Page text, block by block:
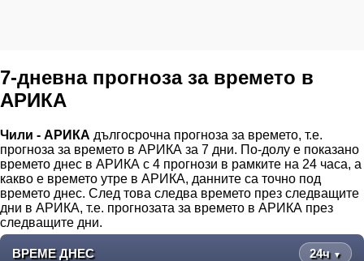
7-дневна прогноза за времето в
АРИКА
Чили - АРИКА дългосрочна прогноза за времето, т.е.
прогноза за времето в АРИКА за 7 дни. По-долу е показано
времето днес в АРИКА с 4 прогнози в рамките на 24 часа, а
какво е времето утре в АРИКА, данните са точно под
времето днес. След това следва времето през следващите
дни в АРИКА, т.е. прогнозата за времето в АРИКА през
следващите дни.
ВРЕМЕ ДНЕС 24ч ▼